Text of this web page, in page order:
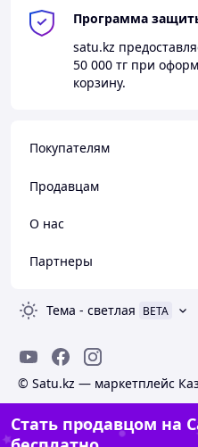
Программа
satu.kz
50 000 тг при
корзину.
Покупателям
Продавцам
О нас
Партнеры
Тема - светлая BETA
© Satu.kz — маркетплейс
Стать продавцом на